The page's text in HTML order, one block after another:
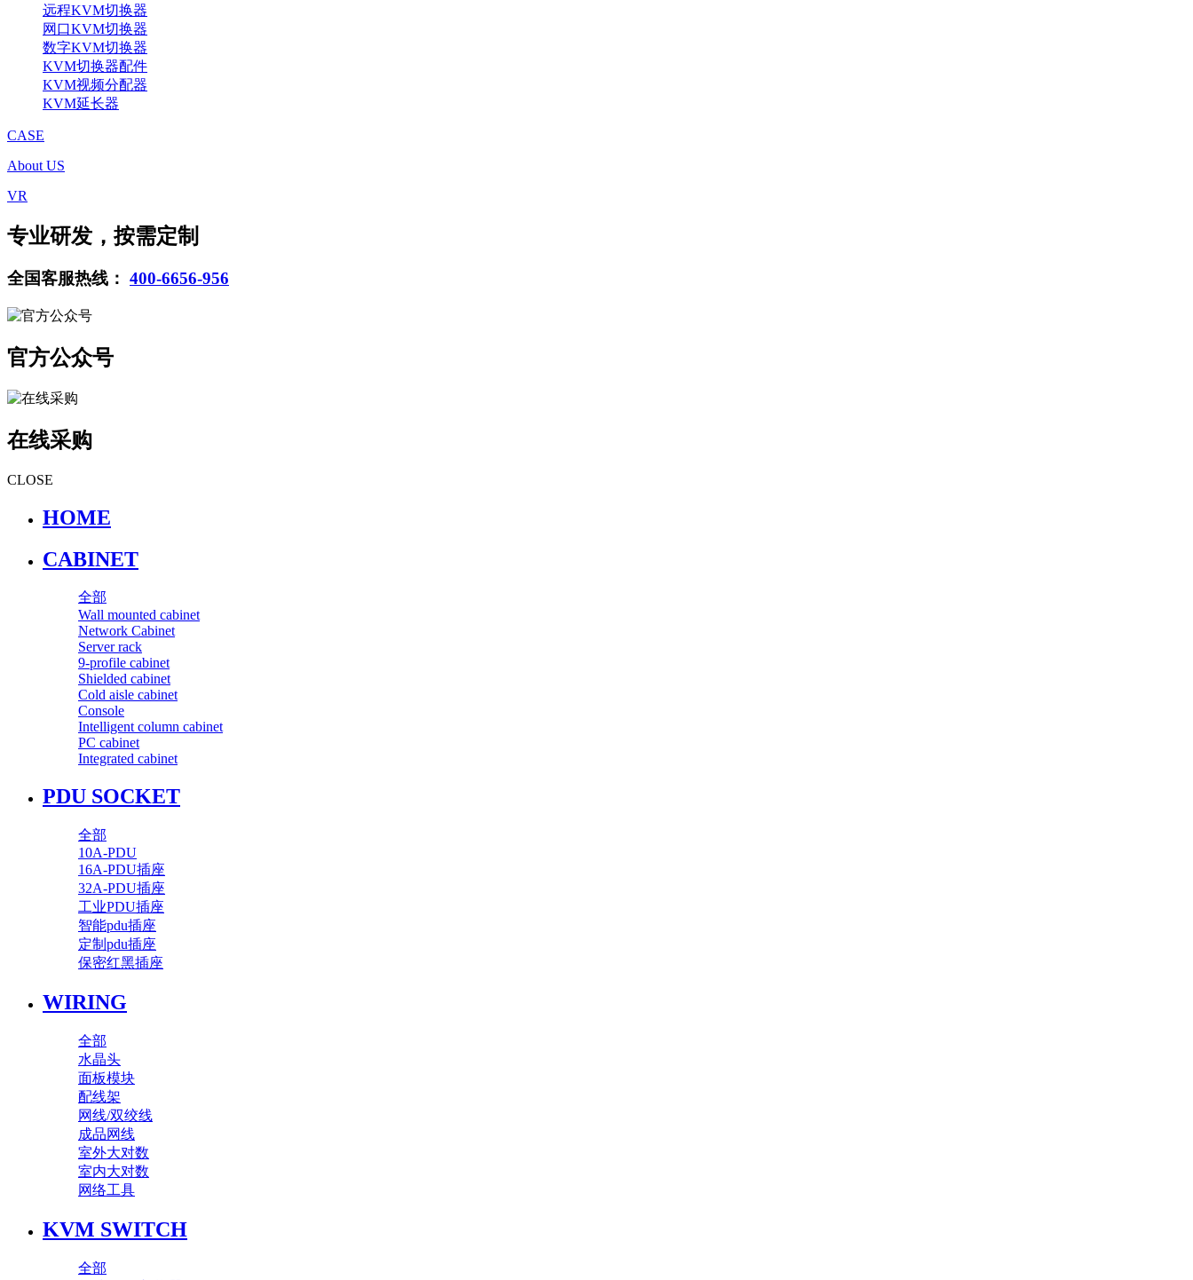
远程KVM切换器
网口KVM切换器
数字KVM切换器
KVM切换器配件
KVM视频分配器
KVM延长器
CASE
About US
VR
专业研发，按需定制
全国客服热线： 400-6656-956
官方公众号
在线采购
CLOSE
HOME
CABINET
全部
Wall mounted cabinet
Network Cabinet
Server rack
9-profile cabinet
Shielded cabinet
Cold aisle cabinet
Console
Intelligent column cabinet
PC cabinet
Integrated cabinet
PDU SOCKET
全部
10A-PDU
16A-PDU插座
32A-PDU插座
工业PDU插座
智能pdu插座
定制pdu插座
保密红黑插座
WIRING
全部
水晶头
面板模块
配线架
网线/双绞线
成品网线
室外大对数
室内大对数
网络工具
KVM SWITCH
全部